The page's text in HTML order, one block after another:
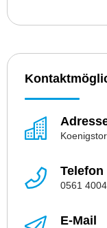
Telefon
0561
E-Mail